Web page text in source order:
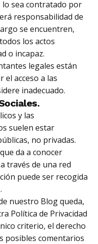
lo sea contratado por
responsabilidad de
se encuentren,
los actos
o incapaz.
legales están
acceso a las
inadecuado.
y las
suelen estar
no privadas.
da a conocer
través de una red
puede ser recogida
nuestro Blog queda,
Política de Privacidad
criterio, el derecho
posibles comentarios